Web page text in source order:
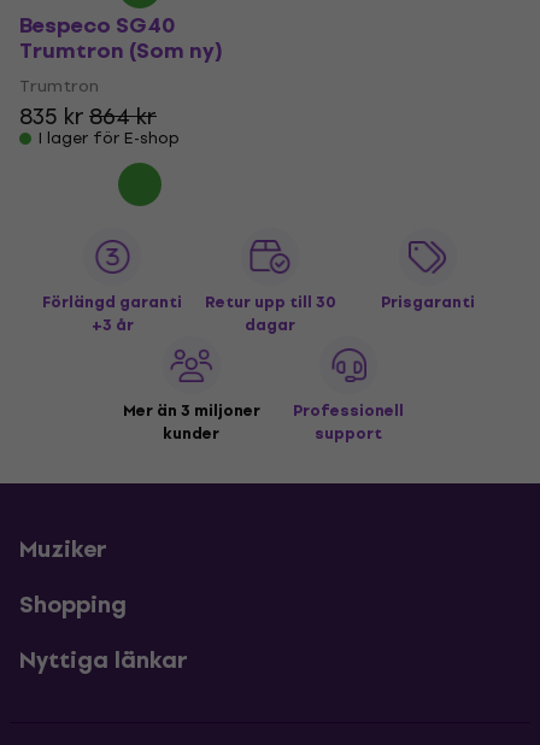
Bespeco SG40
Trumtron (Som ny)
Trumtron
835 kr864 kr
I lager för E-shop
Förlängd garanti
+3 år
Retur upp till 30
dagar
Prisgaranti
Mer än 3 miljoner
kunder
Professionell
support
Muziker
Shopping
Nyttiga länkar